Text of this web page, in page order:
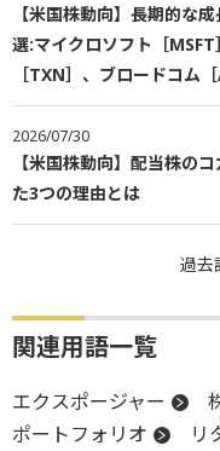
【米国株動向】長期的な
選:マイクロソフト［
［TXN］、ブロードコム［
2026/07/30
【米国株動向】配当株の
た3つの理由とは
過去
関連用語一覧
エクスポージャー
ポートフォリオ
リ